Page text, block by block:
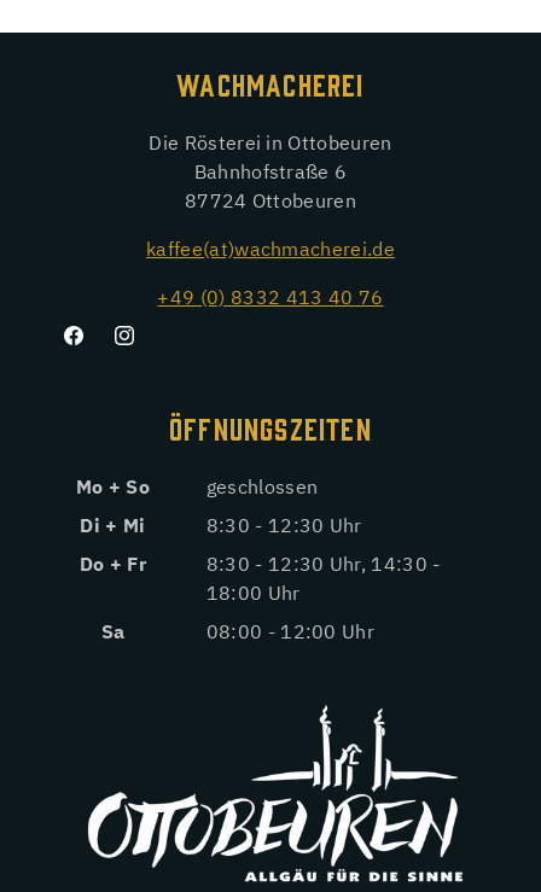
WACHMACHEREI
Die Rösterei in Ottobeuren
Bahnhofstraße 6
87724 Ottobeuren
kaffee(at)wachmacherei.de
+49 (0) 8332 413 40 76
FacebookInstagram
ÖFFNUNGSZEITEN
Mo + So
geschlossen
Di + Mi
8:30 - 12:30 Uhr
Do + Fr
8:30 - 12:30 Uhr, 14:30 -
18:00 Uhr
Sa
08:00 - 12:00 Uhr